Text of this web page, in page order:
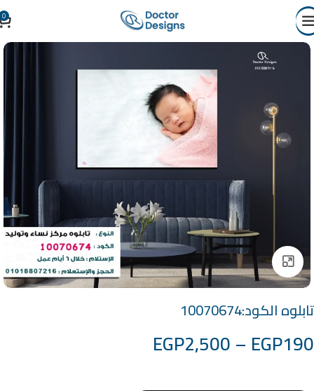
0
Click to enlarge
تابلوه الكود:10070674
EGP190
–
EGP2,500